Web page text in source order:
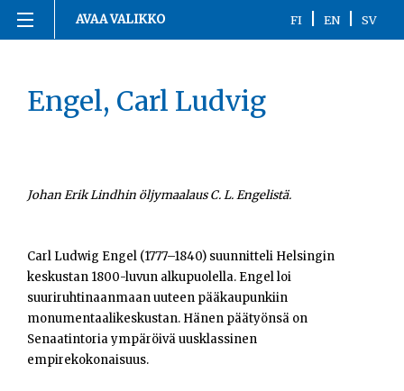
AVAA VALIKKO FI EN| SV
1863-1916
1918
1921-2020
Kronologia
Engel, Carl Ludvig
Johan Erik Lindhin öljymaalaus C. L. Engelistä.
Carl Ludwig Engel (1777–1840) suunnitteli Helsingin
keskustan 1800-luvun alkupuolella. Engel loi
suuriruhtinaanmaan uuteen pääkaupunkiin
monumentaalikeskustan. Hänen päätyönsä on
Senaatintoria ympäröivä uusklassinen
empirekokonaisuus.